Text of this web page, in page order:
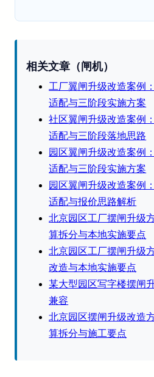
相关文章（闸机）
工厂翼闸升级改造案例
适配与三阶段实施方案
社区翼闸升级改造案例
适配与三阶段落地思路
园区翼闸升级改造案例
适配与三阶段实施方案
园区翼闸升级改造案例
适配与报价思路解析
北京园区工厂摆闸升级
算拆分与本地实施要点
北京园区工厂摆闸升级
改造与本地实施要点
某大型园区写字楼摆闸
兼容
北京园区摆闸升级改造
算拆分与施工要点